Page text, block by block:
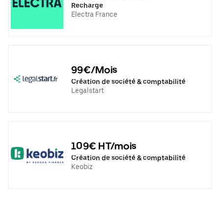
Recharge
Electra France
99€/Mois
Création de société & comptabilité
Legalstart
109€ HT/mois
Création de société & comptabilité
Keobiz